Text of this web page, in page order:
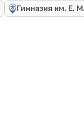
Гимназия им. Е.